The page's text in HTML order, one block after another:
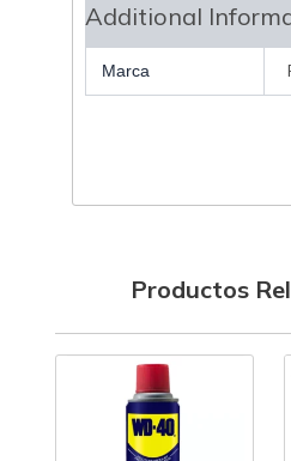
Additional
Marca
Productos